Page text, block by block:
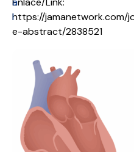
lhttps://jamanetwork.com/
e-abstract/2838521